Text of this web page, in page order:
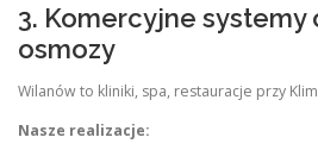
3. Komercyjne
osmozy
Wilanów to kliniki, spa, restauracje przy
Nasze realizacje: